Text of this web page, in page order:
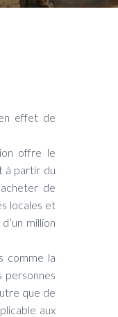
effet de
offre le
à partir du
de
locales et
million
comme la
personnes
que de
aux